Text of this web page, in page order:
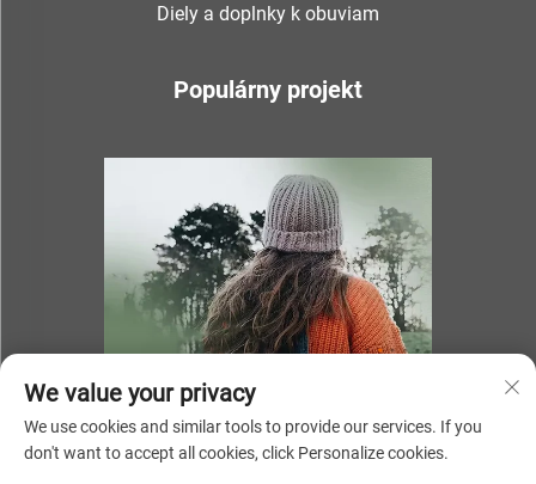
Diely a doplnky k obuviam
Populárny projekt
We value your privacy
We use cookies and similar tools to provide our services. If you
don't want to accept all cookies, click Personalize cookies.